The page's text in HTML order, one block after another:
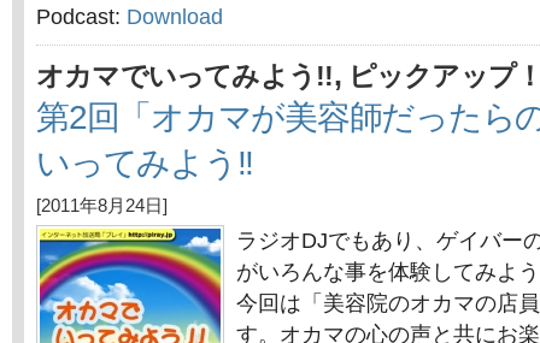
Podcast: Download
オカマでいってみよう!!, ピックアップ
第2回「オカマが美容師だったら
いってみよう!!
[2011年8月24日]
ラジオDJでもあり、ゲイバー
がいろんな事を体験してみよ
今回は「美容院のオカマの店
す。オカマの心の声と共にお